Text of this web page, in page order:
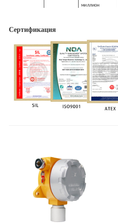
миллион
миллион
CH2O
0-100 частей на
миллион
0-100 частей на
миллион
(настраиваемый)
Сертификация